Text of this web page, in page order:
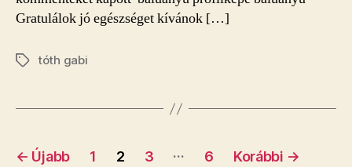
Gratulálok jó egészséget kívánok […]
Címkéktóth gabi
Bejegyzések
← Újabb 1 2 3 … 6 Korábbi →